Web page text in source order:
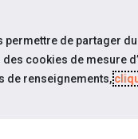
QUI SOMMES-
de partager
cookies de mesure
de renseignements,